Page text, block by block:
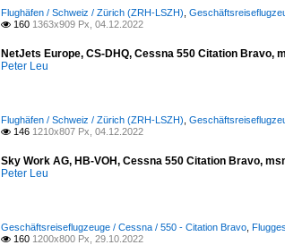
Flughäfen / Schweiz / Zürich (ZRH-LSZH)
 160 1363x909 Px, 04.12.2022
NetJets Europe, CS-DHQ, Cessna 550 Citation Bravo,
Peter Leu
Flughäfen / Schweiz / Zürich (ZRH-LSZH)
 146 1210x807 Px, 04.12.2022
Sky Work AG, HB-VOH, Cessna 550 Citation Bravo,
Peter Leu
Geschäftsreiseflugzeuge / Cessna / 550 - Citation Bravo
 160 1200x800 Px, 29.10.2022